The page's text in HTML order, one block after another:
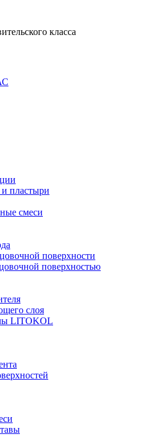
класса
пластыри
смеси
поверхности
поверхностью
слоя
LITOKOL